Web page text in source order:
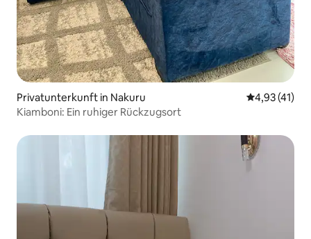
Privatunterkunft in Nakuru
4,93 (41)
Kiamboni: Ein ruhiger Rückzugsort